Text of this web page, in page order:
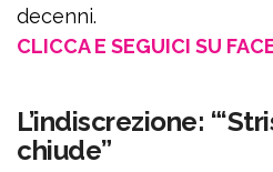
decenni.
CLICCA E SEGUICI SU
L’indiscrezione:
chiude”